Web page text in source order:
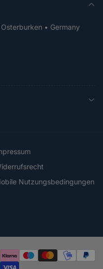
• Germany
Nutzungsbedingungen